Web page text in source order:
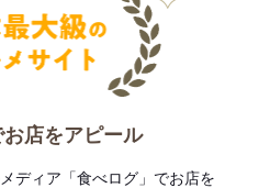
店をアピール
ディア「食べログ」でお店を